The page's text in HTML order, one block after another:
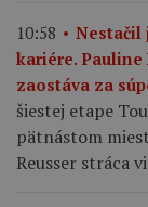
10:58
Nestačil
kariére. Pauline
zaostáva za
šiestej etape
pätnástom
Reusser stráca